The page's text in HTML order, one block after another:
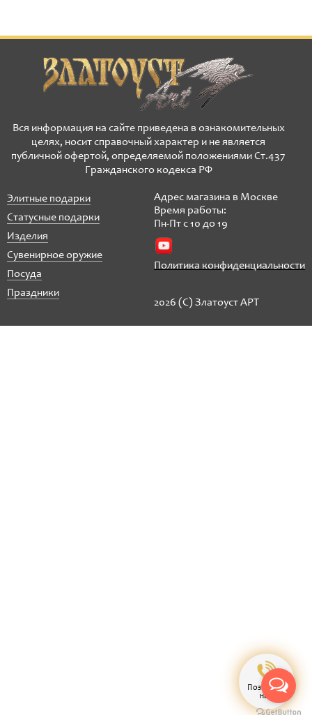
Позвонить
нам
Вся информация на сайте приведена в ознакомительных
целях, носит справочный характер и не является
публичной офертой, определяемой положениями Ст.437
Гражданского кодекса РФ
Элитные подарки
Статусные подарки
Изделия
Сувенирное оружие
Посуда
Праздники
Адрес магазина в Москве
Время работы:
Пн-Пт с 10 до 19
Политика конфиденциальности
2026 (C) Златоуст АРТ